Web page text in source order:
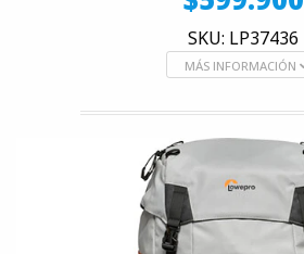
SKU: LP37436
MÁS INFORMACIÓN